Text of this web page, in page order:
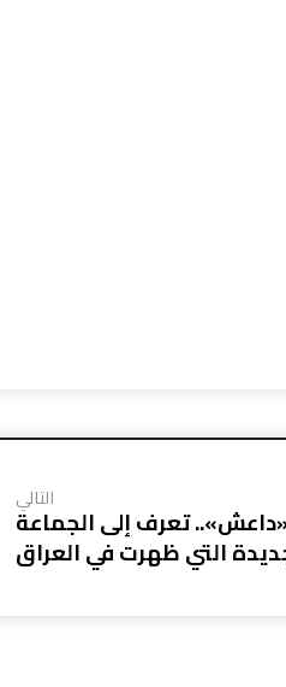
التالي
تعرف إلى الجماعة
التي ظهرت في العراق